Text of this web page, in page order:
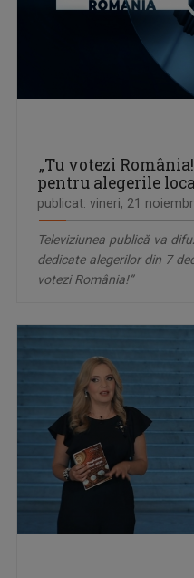
„Tu votezi
pentru alegerile
publicat: vineri, 21
Televiziunea publică va
dedicate alegerilor din 7
votezi România!”